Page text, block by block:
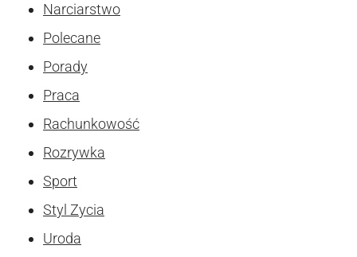
Narciarstwo
Polecane
Porady
Praca
Rachunkowość
Rozrywka
Sport
Styl Zycia
Uroda